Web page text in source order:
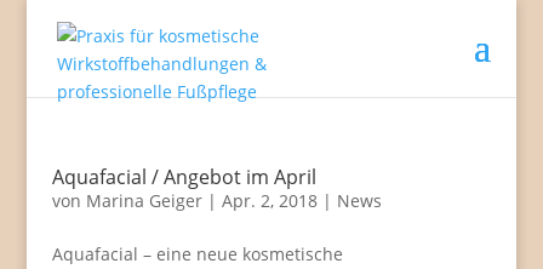
Aquafacial / Angebot im April
von Marina Geiger| Apr. 2, 2018| News
Aquafacial – eine neue kosmetische